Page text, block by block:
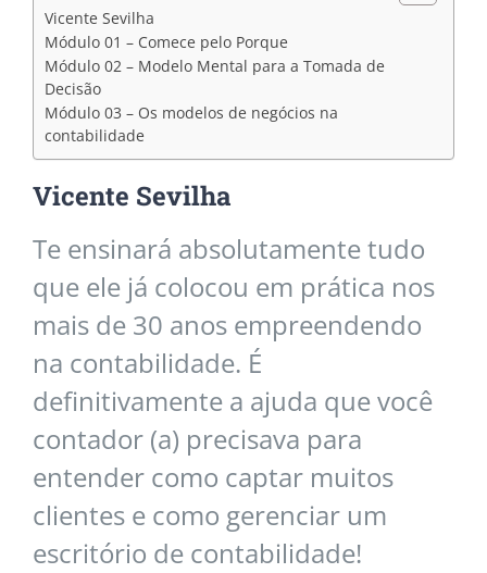
Vicente Sevilha
Módulo 01 – Comece pelo Porque
Módulo 02 – Modelo Mental para a Tomada de
Decisão
Módulo 03 – Os modelos de negócios na
contabilidade
Vicente Sevilha
Te ensinará absolutamente tudo
que ele já colocou em prática nos
mais de 30 anos empreendendo
na contabilidade. É
definitivamente a ajuda que você
contador (a) precisava para
entender como captar muitos
clientes e como gerenciar um
escritório de contabilidade!